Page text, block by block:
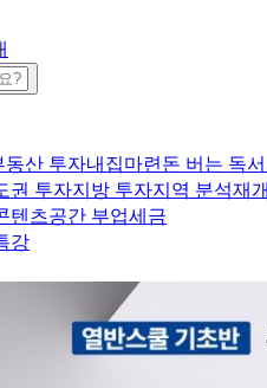
동산 투자내집마련 돈 버는 독
권 투자지방 투자지역 분석재
텐츠공간 부업세금
강